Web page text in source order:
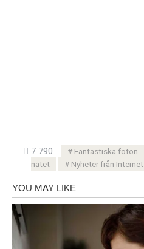
7 790 Fantastiska foton
nätet
Nyheter från Internet